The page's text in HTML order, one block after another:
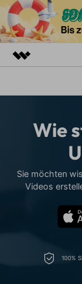
Dienstprogramme
Überblick
Presseraum
Plattformen
Assets
Video/Foto
Audio
Lösungen
Video-Lösungen
Ressourcen
Video-Prompts
Über 100 heiße
Erste Schritte
Wie
Sie möchten
Videos
100%